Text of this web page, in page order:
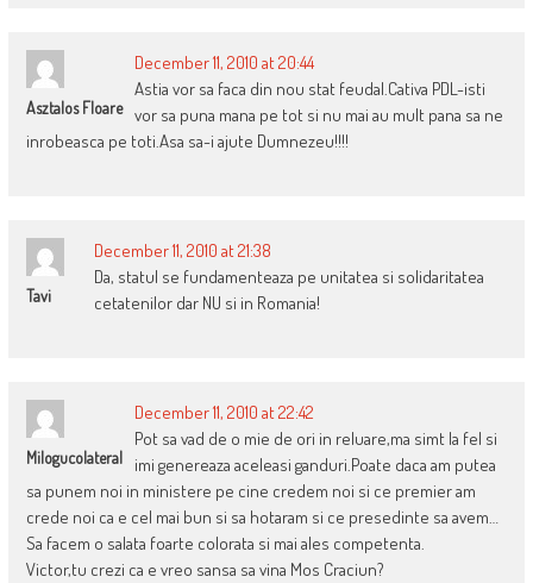
Asztalos Floare
December 11, 2010 at 20:44
Astia vor sa faca din nou stat feudal.Cativa PDL-isti
vor sa puna mana pe tot si nu mai au mult pana sa ne
inrobeasca pe toti.Asa sa-i ajute Dumnezeu!!!!
Tavi
December 11, 2010 at 21:38
Da, statul se fundamenteaza pe unitatea si solidaritatea
cetatenilor dar NU si in Romania!
Milogucolateral
December 11, 2010 at 22:42
Pot sa vad de o mie de ori in reluare,ma simt la fel si
imi genereaza aceleasi ganduri.Poate daca am putea
sa punem noi in ministere pe cine credem noi si ce premier am
crede noi ca e cel mai bun si sa hotaram si ce presedinte sa avem…
Sa facem o salata foarte colorata si mai ales competenta.
Victor,tu crezi ca e vreo sansa sa vina Mos Craciun?